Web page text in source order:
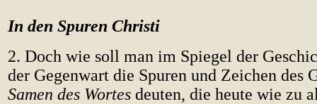
In den Spuren Christi
2. Doch wie soll man im Spiegel der
der Gegenwart die Spuren und Zeichen des
Samen des Wortes deuten, die heute wie zu